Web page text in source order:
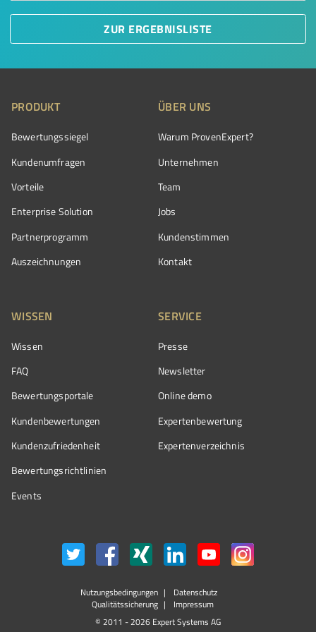
ZUR ERGEBNISLISTE
PRODUKT
Bewertungssiegel
Kundenumfragen
Vorteile
Enterprise Solution
Partnerprogramm
Auszeichnungen
ÜBER UNS
Warum ProvenExpert?
Unternehmen
Team
Jobs
Kundenstimmen
Kontakt
WISSEN
Wissen
FAQ
Bewertungsportale
Kundenbewertungen
Kundenzufriedenheit
Bewertungs­richtlinien
Events
SERVICE
Presse
Newsletter
Online demo
Expertenbewertung
Expertenverzeichnis
Nutzungsbedingungen
Datenschutz
Qualitätssicherung
Impressum
© 2011 - 2026 Expert Systems AG